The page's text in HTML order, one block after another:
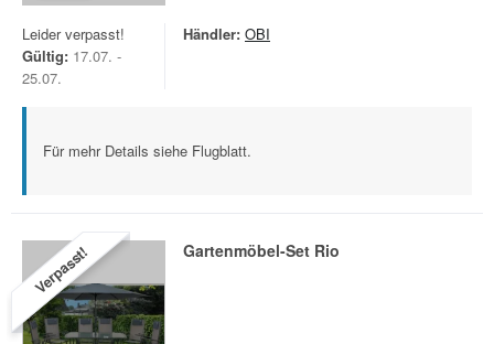
Leider verpasst!
Gültig: 17.07. -
25.07.
Händler: OBI
Für mehr Details siehe Flugblatt.
Verpasst! Gartenmöbel-Set Rio